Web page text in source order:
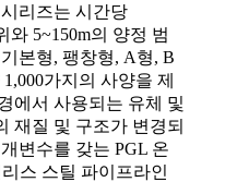
리즈는 시간당
와 5~150m의 양정 범
본형, 팽창형, A형, B
가지의 사양을 제
에서 사용되는 유체 및
재질 및 구조가 변경되
변수를 갖는 PGL 온
스 스틸 파이프라인